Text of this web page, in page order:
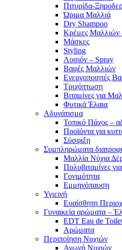
Πιτυρίδα-
Ώριμα Μαλλιά
Dry Shampoo
Κρέμες Μαλλιών
Μάσκες
Styling
Λοσιόν – Spray
Βαφές Μαλλιών
Ενεργοποιητές
Τριχόπτωση
Βιταμίνες για
Φυτικά Έλαια
Αδυνάτισμα
Τοπικό Πάχος –
Προϊόντα για
Σύσφιξη
Συμπληρώματα
Μαλλία Νύχια
Πολυβιταμίνες
Γονιμότητα
Εμμηνόπαυση
Υγιεινή
Ευαίσθητη
Γυναικεία αρώματα –
EDT Eau de
Αρώματα
Περιποίηση Νυχιών
Αγωγή Νυχιών